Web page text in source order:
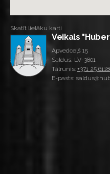
Skatīt lielāku karti
Veikals
Apvedceļš 15
Saldus, LV-3801
Tālrunis: +371 25
E-pasts: